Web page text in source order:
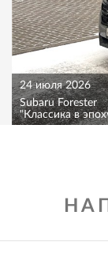
24 июля 2026
Subaru Forester
"Классика в